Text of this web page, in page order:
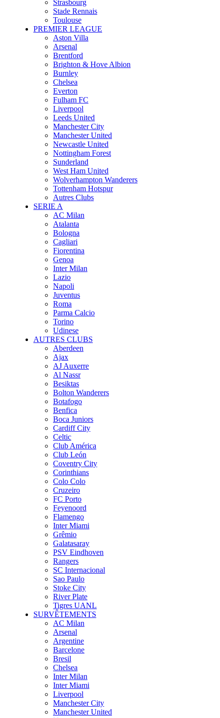
Strasbourg
Stade Rennais
Toulouse
PREMIER LEAGUE
Aston Villa
Arsenal
Brentford
Brighton & Hove Albion
Burnley
Chelsea
Everton
Fulham FC
Liverpool
Leeds United
Manchester City
Manchester United
Newcastle United
Nottingham Forest
Sunderland
West Ham United
Wolverhampton Wanderers
Tottenham Hotspur
Autres Clubs
SERIE A
AC Milan
Atalanta
Bologna
Cagliari
Fiorentina
Genoa
Inter Milan
Lazio
Napoli
Juventus
Roma
Parma Calcio
Torino
Udinese
AUTRES CLUBS
Aberdeen
Ajax
AJ Auxerre
Al Nassr
Besiktas
Bolton Wanderers
Botafogo
Benfica
Boca Juniors
Cardiff City
Celtic
Club América
Club León
Coventry City
Corinthians
Colo Colo
Cruzeiro
FC Porto
Feyenoord
Flamengo
Inter Miami
Grêmio
Galatasaray
PSV Eindhoven
Rangers
SC Internacional
Sao Paulo
Stoke City
River Plate
Tigres UANL
SURVÊTEMENTS
AC Milan
Arsenal
Argentine
Barcelone
Bresil
Chelsea
Inter Milan
Inter Miami
Liverpool
Manchester City
Manchester United